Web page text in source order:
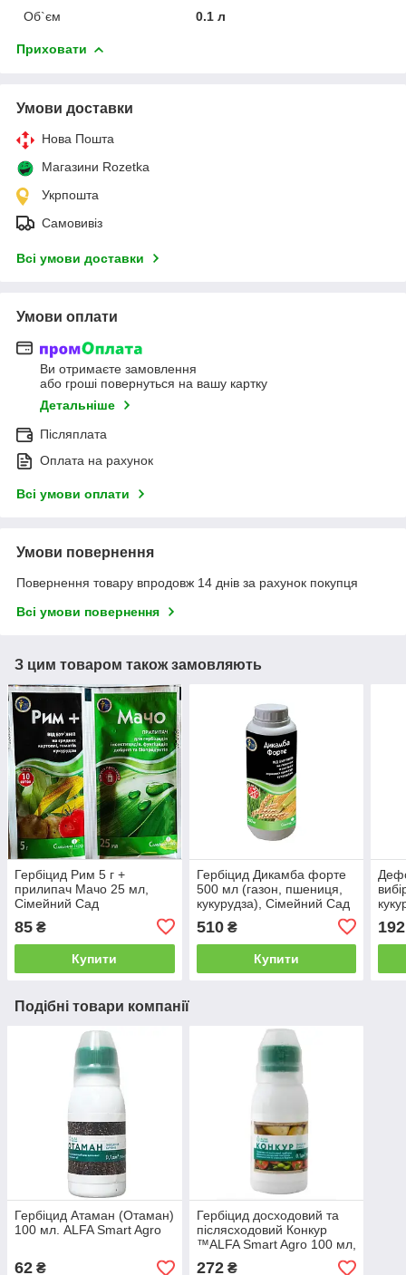
Об`єм 0.1 л
Приховати
Умови доставки
Нова Пошта
Магазини Rozetka
Укрпошта
Самовивіз
Всі умови доставки
Умови оплати
Ви отримаєте замовлення
або гроші повернуться на вашу картку
Детальніше
Післяплата
Оплата на рахунок
Всі умови оплати
Умови повернення
Повернення товару впродовж 14 днів за рахунок покупця
Всі умови повернення
З цим товаром також замовляють
Гербіцид Рим 5 г +
прилипач Мачо 25 мл,
Сімейний Сад
85 ₴
Купити
Гербіцид Дикамба форте
500 мл (газон, пшениця,
кукурудза), Сімейний Сад
510₴
Купити
192
Подібні товари компанії
Гербіцид Атаман (Отаман)
100 мл. ALFA Smart Agro
62 ₴
Гербіцид досходовий та
післясходовий Конкур
™ALFA Smart Agro 100 мл,
Protect Garden (томат,
272₴